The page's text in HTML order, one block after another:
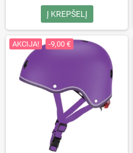
Į KREPŠELĮ
AKCIJA! -9,00 €